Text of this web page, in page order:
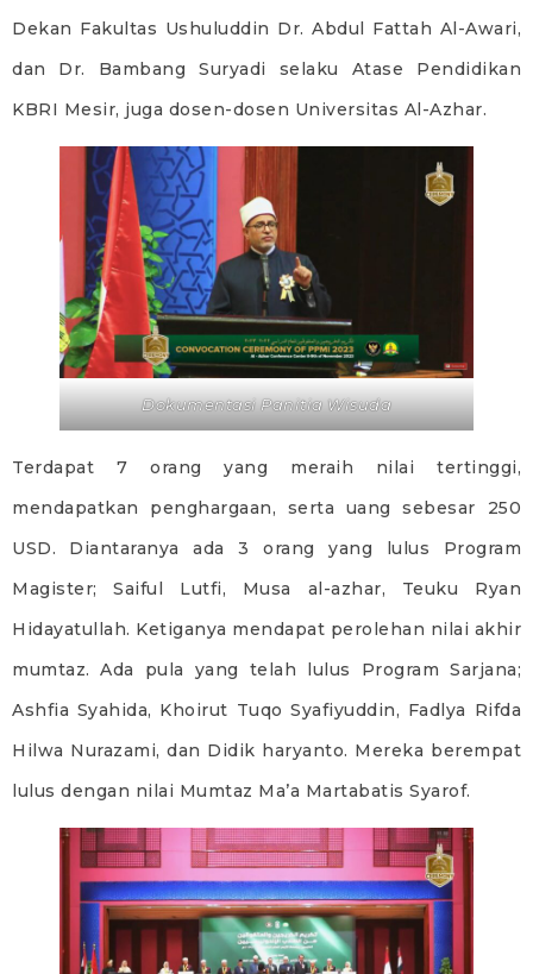
Dekan Fakultas Ushuluddin Dr. Abdul Fattah Al-Awari,
dan Dr. Bambang Suryadi selaku Atase Pendidikan
KBRI Mesir, juga dosen-dosen Universitas Al-Azhar.
Dokumentasi Panitia Wisuda
Terdapat 7 orang yang meraih nilai tertinggi,
mendapatkan penghargaan, serta uang sebesar 250
USD. Diantaranya ada 3 orang yang lulus Program
Magister; Saiful Lutfi, Musa al-azhar, Teuku Ryan
Hidayatullah. Ketiganya mendapat perolehan nilai akhir
mumtaz. Ada pula yang telah lulus Program Sarjana;
Ashfia Syahida, Khoirut Tuqo Syafiyuddin, Fadlya Rifda
Hilwa Nurazami, dan Didik haryanto. Mereka berempat
lulus dengan nilai Mumtaz Ma’a Martabatis Syarof.